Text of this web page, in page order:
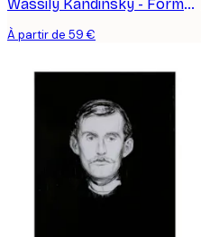
Wassily Kandinsky - Formes Géométriques Abstraites Toile
À partir de 59 €